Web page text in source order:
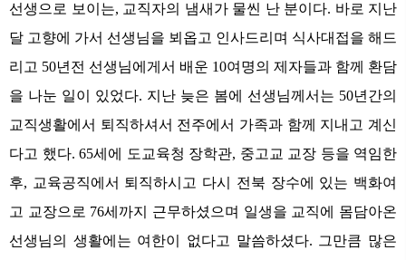
선생으로 보이는, 교직자의 냄새가 물씬 난 분이다. 바로 지난
달 고향에 가서 선생님을 뵈옵고 인사드리며 식사대접을 해드
리고 50년전 선생님에게서 배운 10여명의 제자들과 함께 환담
을 나눈 일이 있었다. 지난 늦은 봄에 선생님께서는 50년간의
교직생활에서 퇴직하셔서 전주에서 가족과 함께 지내고 계신
다고 했다. 65세에 도교육청 장학관, 중고교 교장 등을 역임한
후, 교육공직에서 퇴직하시고 다시 전북 장수에 있는 백화여
고 교장으로 76세까지 근무하셨으며 일생을 교직에 몸담아온
선생님의 생활에는 여한이 없다고 말씀하셨다. 그만큼 많은